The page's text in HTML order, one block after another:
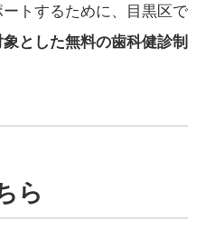
トするために、目黒区で
とした無料の歯科健診制
ら